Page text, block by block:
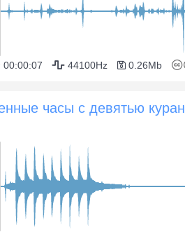
00:00:07 44100Hz 0.26Mb
часы с девятью